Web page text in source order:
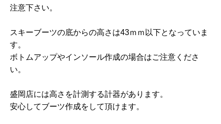
注意下さい。
スキーブーツの底からの高さは43ｍｍ以下となっていま
す。
ボトムアップやインソール作成の場合はご注意くださ
い。
盛岡店には高さを計測する計器があります。
安心してブーツ作成をして頂けます。